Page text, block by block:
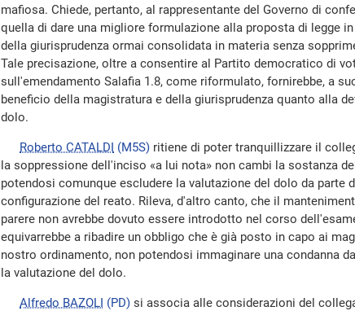
mafiosa. Chiede, pertanto, al rappresentante del Governo di
quella di dare una migliore formulazione alla proposta di legge
della giurisprudenza ormai consolidata in materia senza
Tale precisazione, oltre a consentire al Partito democratico di
sull'emendamento Salafia 1.8, come riformulato, fornirebbe, a
beneficio della magistratura e della giurisprudenza quanto alla
dolo.
Roberto CATALDI (M5S) ritiene di poter tranquillizzare il
la soppressione dell'inciso «a lui nota» non cambi la sostanza
potendosi comunque escludere la valutazione del dolo da parte
configurazione del reato. Rileva, d'altro canto, che il
parere non avrebbe dovuto essere introdotto nel corso
equivarrebbe a ribadire un obbligo che è già posto in capo ai
nostro ordinamento, non potendosi immaginare una condanna
la valutazione del dolo.
Alfredo BAZOLI (PD) si associa alle considerazioni del